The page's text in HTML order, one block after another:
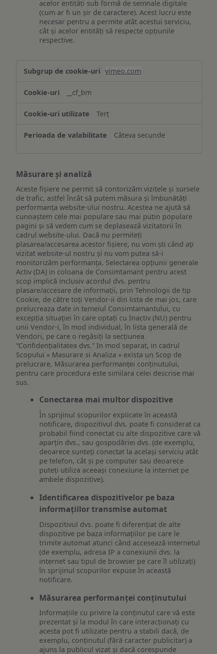
acelor entități sub formă de semnale digitale
(cum ar fi un șir de caractere). Acest lucru este
necesar pentru a permite atât acestui serviciu,
cât și acelor entități să respecte opțiunile
respective.
Asigurarea
funcționalităților
website-
ului
vimeo.com
__cf_bm
Terț
Câteva secunde
Măsurare și analiză
Aceste fișiere ne permit să contorizăm vizitele și sursele
de trafic, astfel încât să putem măsura și îmbunătăți
performanța website-ului nostru. Acestea ne ajută să
cunoaștem cele mai populare sau mai puțin populare
pagini și să vedem cum se deplasează vizitatorii în
cadrul website-ului. Dacă nu permiteți
plasarea/accesarea acestor fișiere, nu vom ști când ați
vizitat website-ul nostru și nu vom putea să-i
monitorizăm performanța. Selectarea opțiunii generale
Activ (DA) in coloana de Consimtamant pentru acest
scop implică inclusiv acordul dvs. pentru
plasare/accesare de informații, prin Tehnologii de tip
Cookie, de către toți Vendor-ii din lista de mai jos, care
prelucreaza date in temeiul Consimtamantului, cu
excepția situației în care optați cu Inactiv (NU) pentru
unii Vendor-i, în mod individual, în lista generală de
Vendori, pe care o regăsiți la secțiunea
“Confidențialitatea dvs.” In mod separat, in cadrul
Scopului « Masurare si Analiza » exista un Scop de
prelucrare, Măsurarea performanței conținutului,
pentru care procedura este similara celei descrise mai
sus.
Conectarea mai multor dispozitive
În sprijinul scopurilor explicate în această
notificare, dispozitivul dvs. poate fi considerat ca
probabil fiind conectat cu alte dispozitive care vă
aparțin dvs., sau gospodăriei dvs. (de exemplu,
deoarece sunteți conectat la același serviciu atât
pe telefon, cât și pe computer sau deoarece
puteți utiliza aceeași conexiune la internet pe
ambele dispozitive).
Identificarea dispozitivelor pe baza
informațiilor transmise automat
Dispozitivul dvs. poate fi diferențiat de alte
dispozitive pe baza informațiilor pe care le
trimite automat atunci când accesează internetul
(de exemplu, adresa IP a conexiunii dvs. la
internet sau tipul de browser pe care îl utilizați)
în sprijinul scopurilor expuse în această
notificare.
Măsurarea performanței conținutului
Informațiile cu privire la conținutul care vă este
prezentat și la modul în care interacționați cu
acesta pot fi utilizate pentru a stabili dacă, de
exemplu, conținutul (fără caracter publicitar) a
ajuns la publicul vizat și dacă corespunde